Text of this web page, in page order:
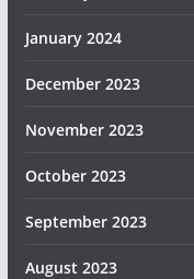
January 2024
December 2023
November 2023
October 2023
September 2023
August 2023